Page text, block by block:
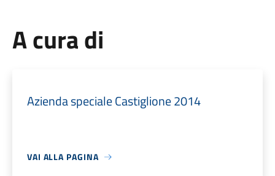
A cura di
Azienda speciale Castiglione 2014
VAI ALLA PAGINA